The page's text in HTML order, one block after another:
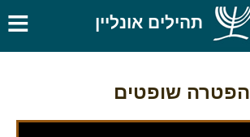
≡ תהילים אונליין
הפטרה שופטים